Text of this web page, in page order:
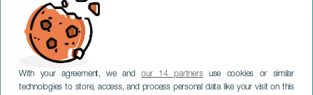
With your agreement, we andour 14 partnersuse cookies or similar
technologies to store, access, and process personal data like your visit on this